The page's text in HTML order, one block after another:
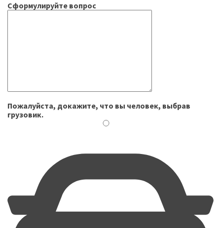
Сформулируйте вопрос
Пожалуйста, докажите, что вы человек, выбрав
грузовик.